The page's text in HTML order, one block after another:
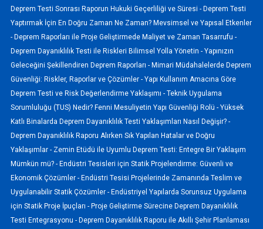
Deprem Testi Sonrası Raporun Hukuki Geçerliliği ve Süresi - Deprem Testi
Yaptırmak İçin En Doğru Zaman Ne Zaman? Mevsimsel ve Yapısal Etkenler
- Deprem Raporları ile Proje Geliştirmede Maliyet ve Zaman Tasarrufu -
Deprem Dayanıklılık Testi ile Riskleri Bilimsel Yolla Yönetin - Yapınızın
Geleceğini Şekillendiren Deprem Raporları - Mimari Müdahalelerde Deprem
Güvenliği: Riskler, Raporlar ve Çözümler - Yapı Kullanım Amacına Göre
Deprem Testi ve Risk Değerlendirme Yaklaşımı - Teknik Uygulama
Sorumluluğu (TUS) Nedir? Fenni Mesuliyetin Yapı Güvenliği Rolü - Yüksek
Katlı Binalarda Deprem Dayanıklılık Testi Yaklaşımları Nasıl Değişir? -
Deprem Dayanıklılık Raporu Alırken Sık Yapılan Hatalar ve Doğru
Yaklaşımlar - Zemin Etüdü ile Uyumlu Deprem Testi: Entegre Bir Yaklaşım
Mümkün mü? - Endüstri Tesisleri için Statik Projelendirme: Güvenli ve
Ekonomik Çözümler - Endüstri Tesisi Projelerinde Zamanında Teslim ve
Uygulanabilir Statik Çözümler - Endüstriyel Yapılarda Sorunsuz Uygulama
için Statik Proje İpuçları - Proje Geliştirme Sürecine Deprem Dayanıklılık
Testi Entegrasyonu - Deprem Dayanıklılık Raporu ile Akıllı Şehir Planlaması